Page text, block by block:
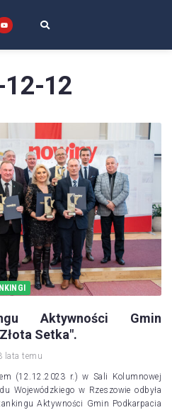
12
Aktywności Gmin
Setka".
lata temu
(12.12.2023 r.) w Sali Kolumnowej
Wojewódzkiego w Rzeszowie odbyła
Aktywności Gmin Podkarpacia